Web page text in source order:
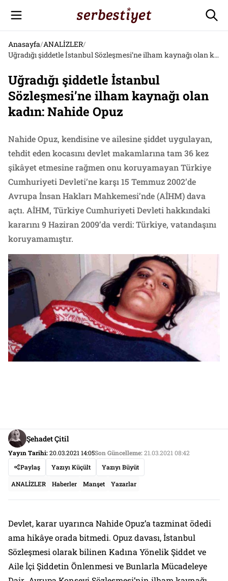
Anasayfa/ANALİZLER/
Uğradığı şiddetle İstanbul Sözleşmesi’ne ilham kaynağı olan kadın: Nahide Opuz
Uğradığı şiddetle İstanbul
Sözleşmesi’ne ilham kaynağı olan
kadın: Nahide Opuz
Nahide Opuz, kendisine ve ailesine şiddet uygulayan,
tehdit eden kocasını devlet makamlarına tam 36 kez
şikâyet etmesine rağmen onu koruyamayan Türkiye
Cumhuriyeti Devleti’ne karşı 15 Temmuz 2002’de
Avrupa İnsan Hakları Mahkemesi’nde (AİHM) dava
açtı. AİHM, Türkiye Cumhuriyeti Devleti hakkındaki
kararını 9 Haziran 2009’da verdi: Türkiye, vatandaşını
koruyamamıştır.
Şehadet Çitil
Yayın Tarihi:20.03.2021 14:05Son Güncelleme:21.03.2021 08:42
Paylaş
Yazıyı Küçült Yazıyı Büyüt
ANALİZLER Haberler Manşet Yazarlar
Devlet, karar uyarınca Nahide Opuz’a tazminat ödedi
ama hikâye orada bitmedi. Opuz davası, İstanbul
Sözleşmesi olarak bilinen Kadına Yönelik Şiddet ve
Aile İçi Şiddetin Önlenmesi ve Bunlarla Mücadeleye